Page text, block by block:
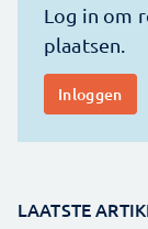
LAATSTE